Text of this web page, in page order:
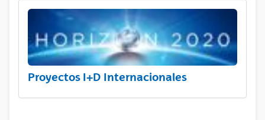
Proyectos I+D Internacionales